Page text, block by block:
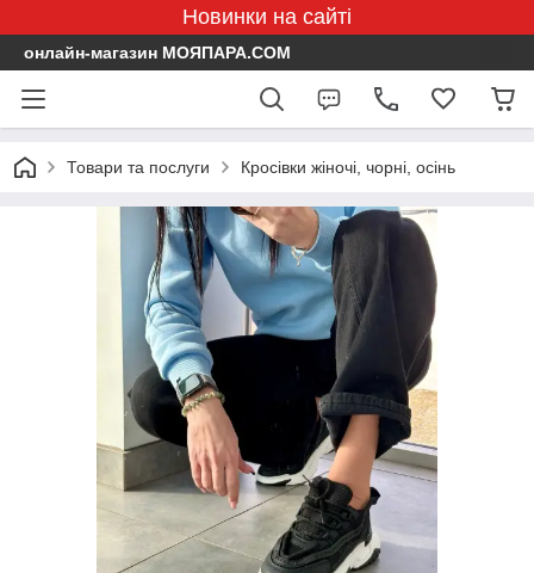
Новинки на сайті
онлайн-магазин МОЯПАРА.COM
Товари та послуги Кросівки жіночі, чорні, осінь